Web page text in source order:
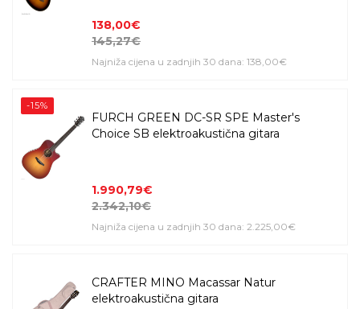
138,00€
145,27€
Najniža cijena u zadnjih 30 dana: 138,00€
-15%
FURCH GREEN DC-SR SPE Master's
Choice SB elektroakustična gitara
1.990,79€
2.342,10€
Najniža cijena u zadnjih 30 dana: 2.225,00€
CRAFTER MINO Macassar Natur
elektroakustična gitara